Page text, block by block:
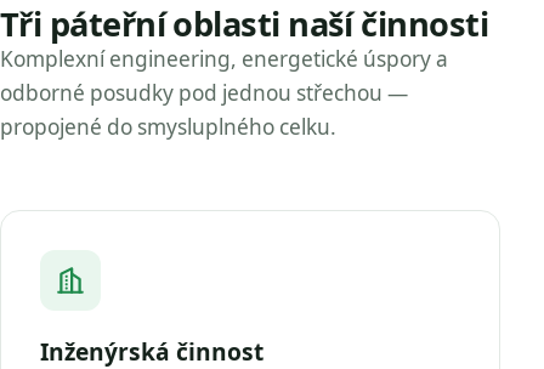
Tři páteřní oblasti naší činnosti
Komplexní engineering, energetické úspory a
odborné posudky pod jednou střechou —
propojené do smysluplného celku.
Inženýrská činnost